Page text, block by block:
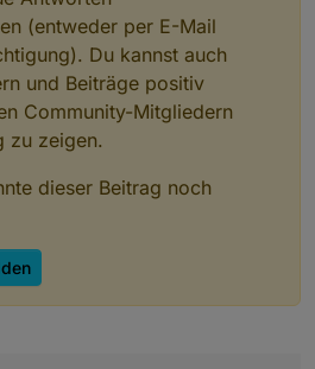
(entweder per E-Mail
Du kannst auch
und Beiträge positiv
Community-Mitgliedern
zu zeigen.
dieser Beitrag noch